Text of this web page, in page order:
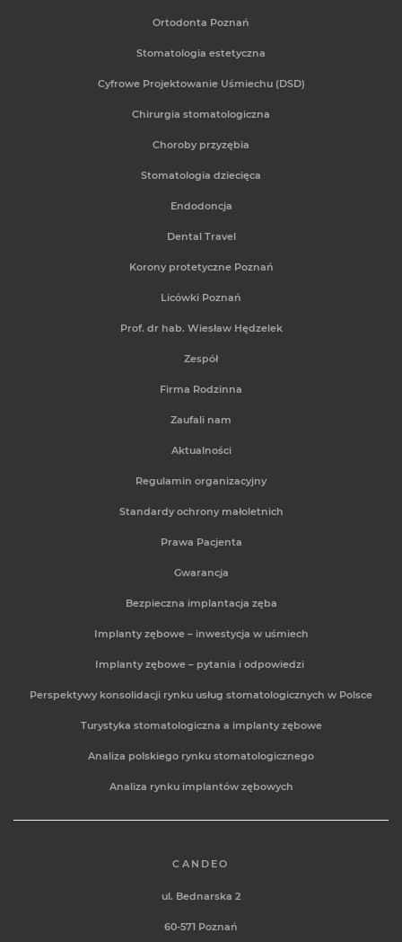
Ortodonta Poznań
Stomatologia estetyczna
Cyfrowe Projektowanie Uśmiechu (DSD)
Chirurgia stomatologiczna
Choroby przyzębia
Stomatologia dziecięca
Endodoncja
Dental Travel
Korony protetyczne Poznań
Licówki Poznań
Prof. dr hab. Wiesław Hędzelek
Zespół
Firma Rodzinna
Zaufali nam
Aktualności
Regulamin organizacyjny
Standardy ochrony małoletnich
Prawa Pacjenta
Gwarancja
Bezpieczna implantacja zęba
Implanty zębowe – inwestycja w uśmiech
Implanty zębowe – pytania i odpowiedzi
Perspektywy konsolidacji rynku usług stomatologicznych w Polsce
Turystyka stomatologiczna a implanty zębowe
Analiza polskiego rynku stomatologicznego
Analiza rynku implantów zębowych
CANDEO
ul. Bednarska 2
60-571 Poznań